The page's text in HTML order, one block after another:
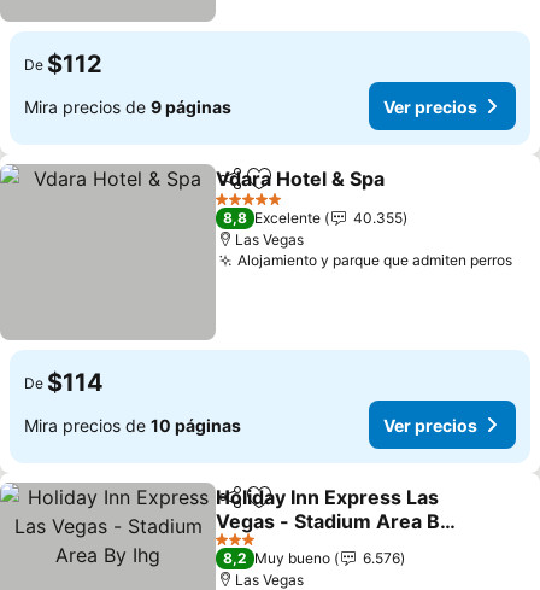
De $112
Mira precios de 9 páginas Ver precios
CompartirAgregar a favoritos
Vdara Hotel & Spa
5 Estrellas
8,8 Excelente
40.355
Las Vegas
Alojamiento y parque que admiten perros
De $114
Mira precios de 10 páginas Ver precios
CompartirAgregar a favoritos
Holiday Inn Express Las
Vegas - Stadium Area By
Ihg
Ver precios
3 Estrellas
8,2 Muy bueno
6.576
Las Vegas